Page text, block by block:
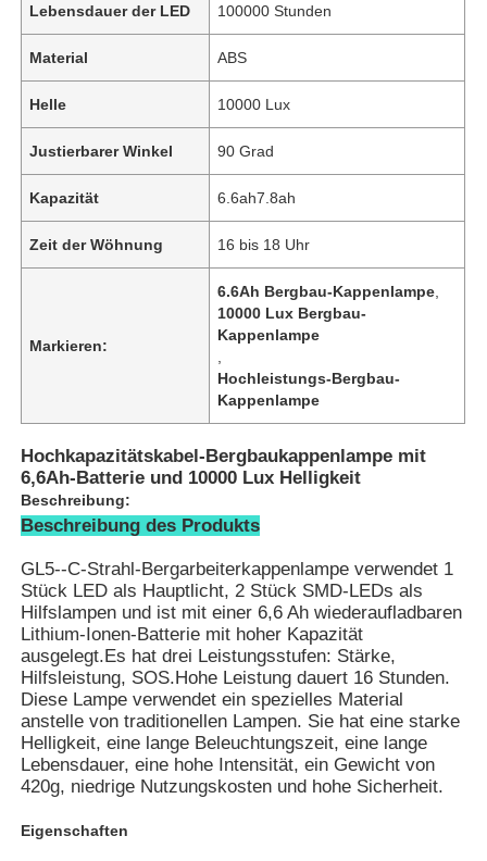
Startseite
Produkte
VR Show
Lebensdauer der LED 100000 Stunden
Material ABS
Helle 10000 Lux
Justierbarer Winkel 90 Grad
Kapazität 6.6ah7.8ah
Zeit der Wöhnung 16 bis 18 Uhr
Markieren:
6.6Ah Bergbau-Kappenlampe
10000 Lux Bergbau-
Kappenlampe
Hochleistungs-Bergbau-
Kappenlampe
Hochkapazitätskabel-Bergbaukappenlampe mit
6,6Ah-Batterie und 10000 Lux Helligkeit
Beschreibung:
Beschreibung des Produkts
GL5--C-Strahl-Bergarbeiterkappenlampe verwendet 1
Stück LED als Hauptlicht, 2 Stück SMD-LEDs als
Hilfslampen und ist mit einer 6,6 Ah wiederaufladbaren
Lithium-Ionen-Batterie mit hoher Kapazität
ausgelegt.Es hat drei Leistungsstufen: Stärke,
Hilfsleistung, SOS.Hohe Leistung dauert 16 Stunden.
Diese Lampe verwendet ein spezielles Material
anstelle von traditionellen Lampen. Sie hat eine starke
Helligkeit, eine lange Beleuchtungszeit, eine lange
Lebensdauer, eine hohe Intensität, ein Gewicht von
420g, niedrige Nutzungskosten und hohe Sicherheit.
Eigenschaften